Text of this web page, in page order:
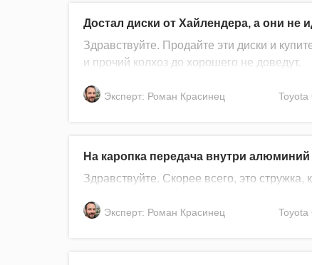
Достал диски от Хайлендера, а они не
Здравствуйте. Продайте эти диски и
и прочий колхоз до хорошего не доведут.
Эксперт: Роман Красинец Toyota
На каропка передача внутри алюминий
Здравствуйте. Скорее всего, это стружка,
Эксперт: Роман Красинец Toyota